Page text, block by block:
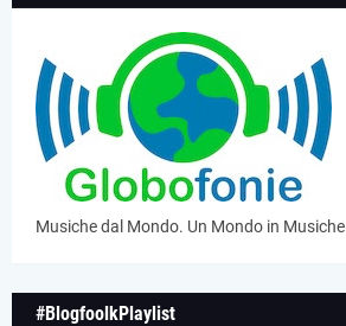
Musiche dal Mondo. Un Mondo in Musiche
#BlogfoolkPlaylist